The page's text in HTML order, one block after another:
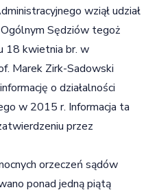
wziął udział
Sędziów tegoż
18 kwietnia br. w
Marek Zirk-Sadowski
o działalności
w 2015 r. Informacja ta
przez
orzeczeń sądów
ponad jedną piątą